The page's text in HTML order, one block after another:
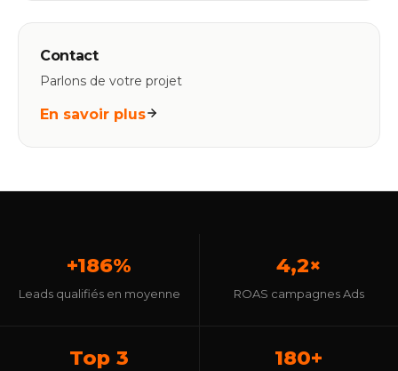
Contact
Parlons de votre projet
En savoir plus
+186%
Leads qualifiés en moyenne
4,2×
ROAS campagnes Ads
Top 3 180+